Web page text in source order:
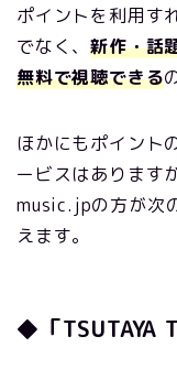
ポイントを利用す
でなく、新作・話
無料で視聴できる
ほかにもポイント
ービスはあります
music.jpの方が次
えます。
◆「TSUTAYA